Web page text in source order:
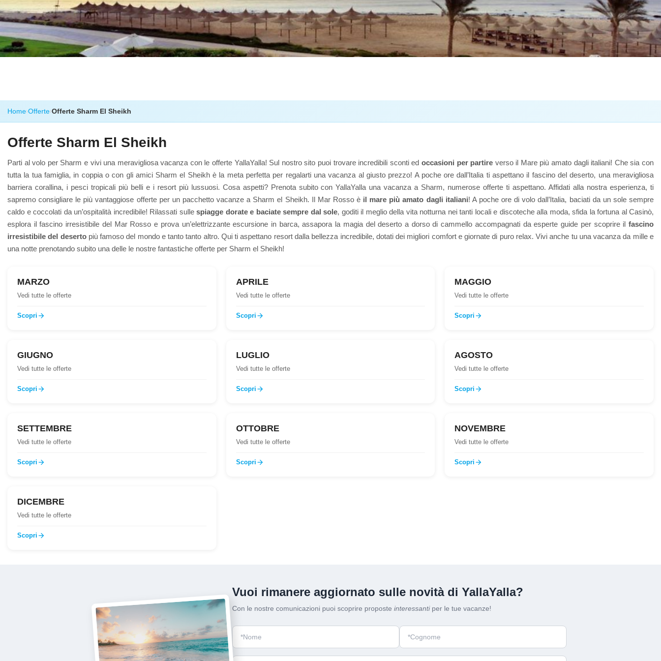
Home›Offerte›Offerte Sharm El Sheikh
Offerte Sharm El Sheikh
Parti al volo per Sharm e vivi una meravigliosa vacanza con le offerte YallaYalla! Sul nostro sito puoi trovare incredibili sconti ed occasioni per partire verso il Mare più amato dagli italiani! Che sia con
tutta la tua famiglia, in coppia o con gli amici Sharm el Sheikh è la meta perfetta per regalarti una vacanza al giusto prezzo! A poche ore dall’Italia ti aspettano il fascino del deserto, una meravigliosa
barriera corallina, i pesci tropicali più belli e i resort più lussuosi. Cosa aspetti? Prenota subito con YallaYalla una vacanza a Sharm, numerose offerte ti aspettano. Affidati alla nostra esperienza, ti
sapremo consigliare le più vantaggiose offerte per un pacchetto vacanze a Sharm el Sheikh. Il Mar Rosso è il mare più amato dagli italiani! A poche ore di volo dall’Italia, baciati da un sole sempre
caldo e coccolati da un’ospitalità incredibile! Rilassati sulle spiagge dorate e baciate sempre dal sole, goditi il meglio della vita notturna nei tanti locali e discoteche alla moda, sfida la fortuna al Casinò,
esplora il fascino irresistibile del Mar Rosso e prova un’elettrizzante escursione in barca, assapora la magia del deserto a dorso di cammello accompagnati da esperte guide per scoprire il fascino
irresistibile del desertopiù famoso del mondo e tanto tanto altro. Qui ti aspettano resort dalla bellezza incredibile, dotati dei migliori comfort e giornate di puro relax. Vivi anche tu una vacanza da mille e
una notte prenotando subito una delle le nostre fantastiche offerte per Sharm el Sheikh!
MARZO
Vedi tutte le offerte
Scopri arrow_forward
APRILE
Vedi tutte le offerte
Scopri arrow_forward
MAGGIO
Vedi tutte le offerte
Scopri arrow_forward
GIUGNO
Vedi tutte le offerte
Scopri arrow_forward
LUGLIO
Vedi tutte le offerte
Scopri arrow_forward
AGOSTO
Vedi tutte le offerte
Scopri arrow_forward
SETTEMBRE
Vedi tutte le offerte
Scopri arrow_forward
OTTOBRE
Vedi tutte le offerte
Scopri arrow_forward
NOVEMBRE
Vedi tutte le offerte
Scopri arrow_forward
DICEMBRE
Vedi tutte le offerte
Scopri arrow_forward
Vuoi rimanere aggiornato sulle novità di YallaYalla?
Con le nostre comunicazioni puoi scoprire proposte interessantiper le tue vacanze!